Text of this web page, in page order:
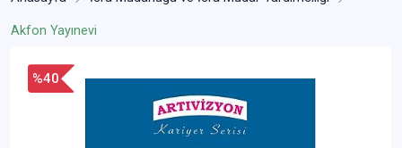
Akfon Yayınevi
%40